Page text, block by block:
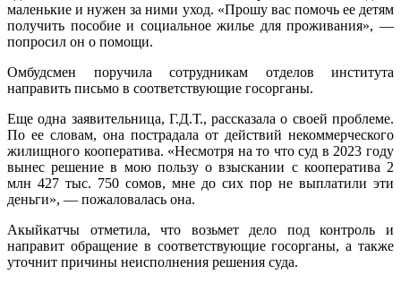
маленькие и нужен за ними уход. «Прошу вас помочь ее детям
получить пособие и социальное жилье для проживания», —
попросил он о помощи.
Омбудсмен поручила сотрудникам отделов института
направить письмо в соответствующие госорганы.
Еще одна заявительница, Г.Д.Т., рассказала о своей проблеме.
По ее словам, она пострадала от действий некоммерческого
жилищного кооператива. «Несмотря на то что суд в 2023 году
вынес решение в мою пользу о взыскании с кооператива 2
млн 427 тыс. 750 сомов, мне до сих пор не выплатили эти
деньги», — пожаловалась она.
Акыйкатчы отметила, что возьмет дело под контроль и
направит обращение в соответствующие госорганы, а также
уточнит причины неисполнения решения суда.